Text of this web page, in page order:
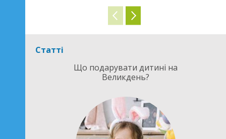
Статті
Що подарувати дитині на
Великдень?